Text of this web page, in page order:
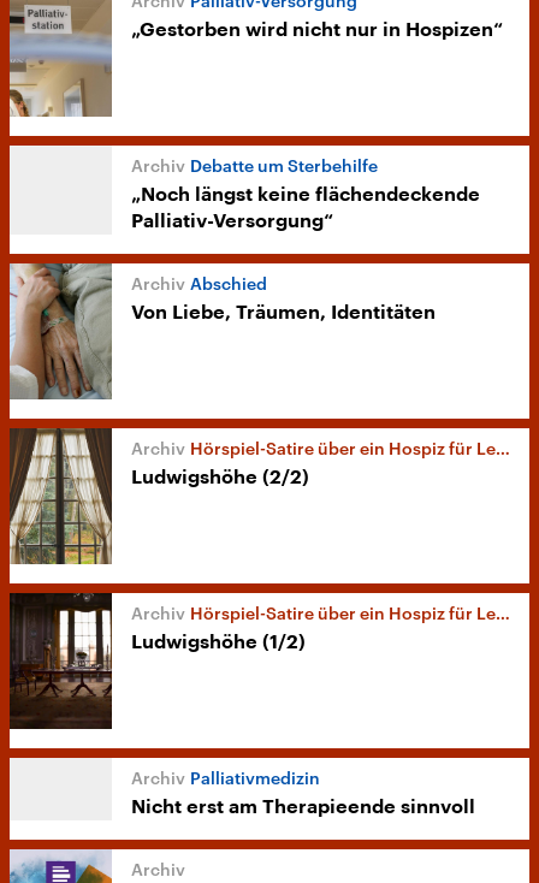
„Gestorben wird nicht nur in Hospizen“
Debatte um Sterbehilfe
„Noch längst keine flächendeckende
Palliativ-Versorgung“
Abschied
Von Liebe, Träumen, Identitäten
Hörspiel-Satire über ein Hospiz für Lebensmüde
Ludwigshöhe (2/2)
Hörspiel-Satire über ein Hospiz für Lebensmüde
Ludwigshöhe (1/2)
Palliativmedizin
Nicht erst am Therapieende sinnvoll